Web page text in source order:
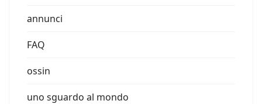
annunci
FAQ
ossin
uno sguardo al mondo